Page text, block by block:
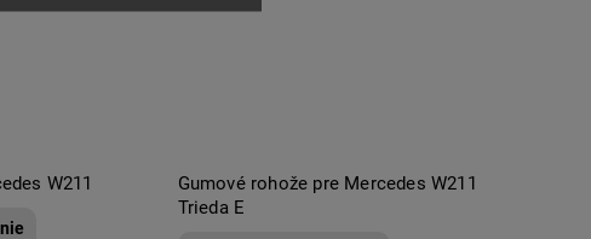
W211
Gumové rohože pre Mercedes W211
Trieda E